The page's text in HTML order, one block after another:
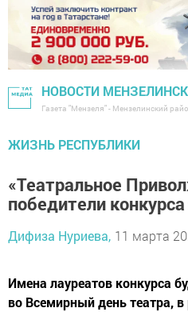
НОВОСТИ
Газета "Мензеля" - Мензелинский
ЖИЗНЬ РЕСПУБЛИКИ
«Театральное
победители
Дифиза Нуриева, 11 марта
Имена лауреатов конкурса
во Всемирный день театра,